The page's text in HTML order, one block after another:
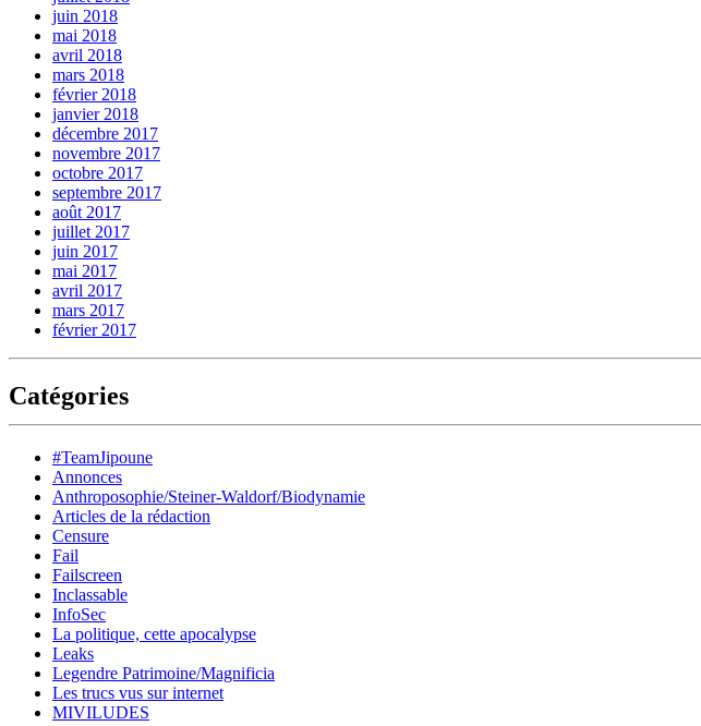
juin 2018
mai 2018
avril 2018
mars 2018
février 2018
janvier 2018
décembre 2017
novembre 2017
octobre 2017
septembre 2017
août 2017
juillet 2017
juin 2017
mai 2017
avril 2017
mars 2017
février 2017
Catégories
#TeamJipoune
Annonces
Anthroposophie/Steiner-Waldorf/Biodynamie
Articles de la rédaction
Censure
Fail
Failscreen
Inclassable
InfoSec
La politique, cette apocalypse
Leaks
Legendre Patrimoine/Magnificia
Les trucs vus sur internet
MIVILUDES